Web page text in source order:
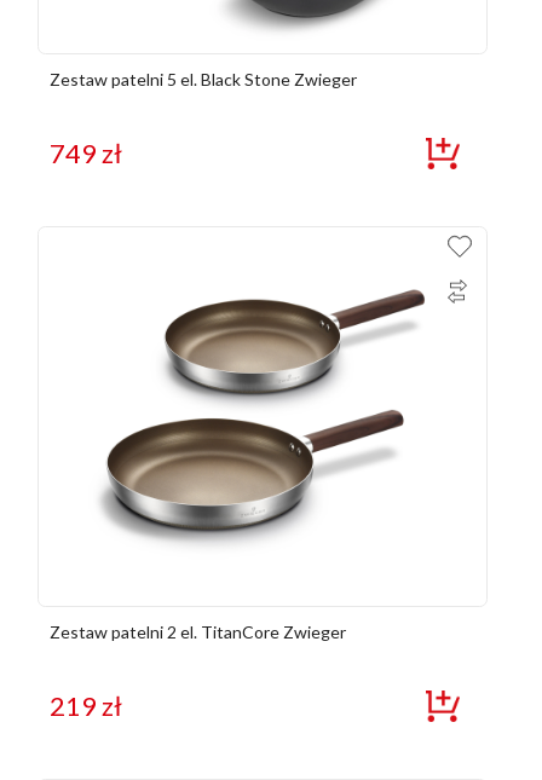
Zestaw patelni 5 el. Black Stone Zwieger
749zł
Zestaw patelni 2 el. TitanCore Zwieger
219zł